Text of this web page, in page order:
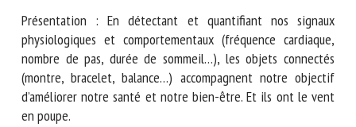
Présentation : En détectant et quantifiant nos signaux
physiologiques et comportementaux (fréquence cardiaque,
nombre de pas, durée de sommeil…), les objets connectés
(montre, bracelet, balance…) accompagnent notre objectif
d’améliorer notre santé et notre bien-être. Et ils ont le
vent en poupe.
Prénom *
Organisme *